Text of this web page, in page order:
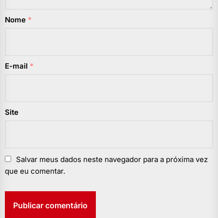
Nome *
E-mail *
Site
Salvar meus dados neste navegador para a próxima vez
que eu comentar.